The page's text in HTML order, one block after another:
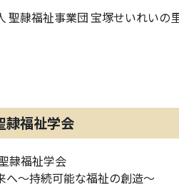
聖隷福祉事業団 宝塚せいれいの
隷福祉学会
隷福祉学会
へ～持続可能な福祉の創造～